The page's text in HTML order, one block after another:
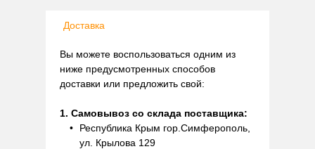
Доставка
Вы можете воспользоваться одним из
ниже предусмотренных способов
доставки или предложить свой:
1. Самовывоз со склада поставщика:
Республика Крым гор.Симферополь,
ул. Крылова 129